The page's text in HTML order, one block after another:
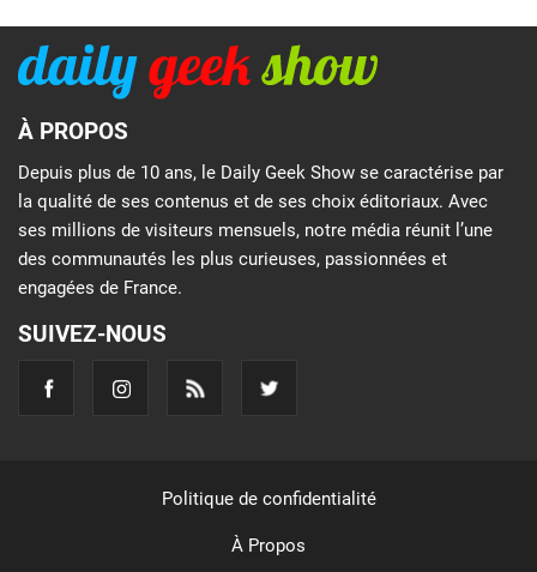
À PROPOS
Depuis plus de 10 ans, le Daily Geek Show se caractérise par
la qualité de ses contenus et de ses choix éditoriaux. Avec
ses millions de visiteurs mensuels, notre média réunit l’une
des communautés les plus curieuses, passionnées et
engagées de France.
SUIVEZ-NOUS
Politique de confidentialité
À Propos